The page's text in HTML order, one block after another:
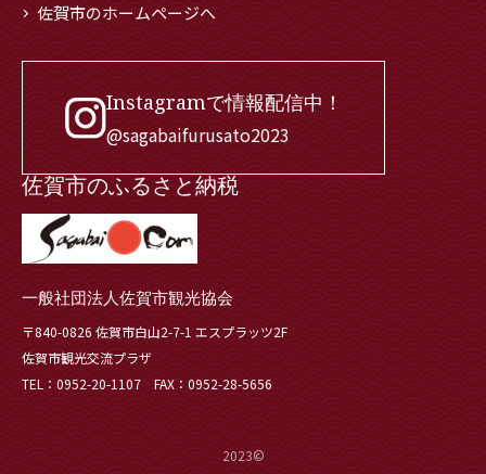
佐賀市のホームページへ
Instagramで情報配信中！
@sagabaifurusato2023
佐賀市のふるさと納税
一般社団法人佐賀市観光協会
〒840-0826 佐賀市白山2-7-1 エスプラッツ2F
佐賀市観光交流プラザ
TEL：0952-20-1107 FAX：0952-28-5656
2023©